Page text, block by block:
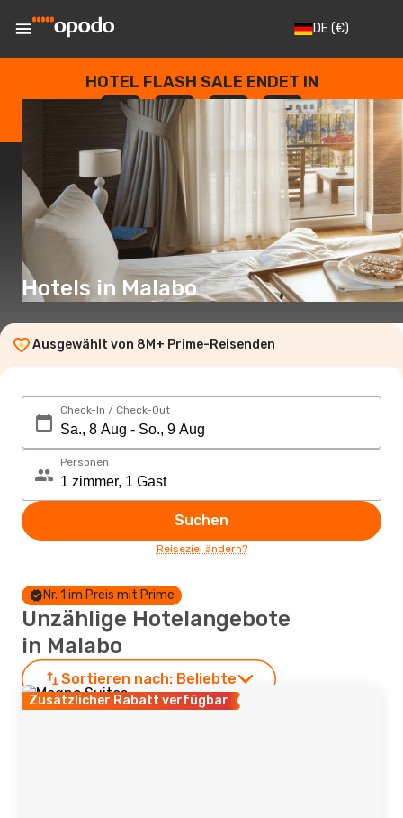
DE(€)
HOTEL FLASH SALE ENDET IN
--
TAGE
: --
STUNDEN
: --
SEKUNDEN
Hotels in Malabo
Ausgewählt von 8M+ Prime-Reisenden
Check-In / Check-Out
Personen
Suchen
Reiseziel ändern?
Nr. 1 im Preis mit Prime
Unzählige Hotelangebote
in Malabo
Sortieren nach: Beliebte
Zusätzlicher Rabatt verfügbar